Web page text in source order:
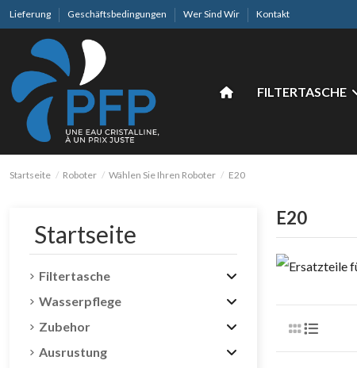
Lieferung Geschäftsbedingungen Wer Sind Wir Kontakt
FILTERTASCHE
Startseite Roboter Wählen Sie Ihren Roboter E20
E20
Startseite
Filtertasche
Wasserpflege
Zubehor
Ausrustung